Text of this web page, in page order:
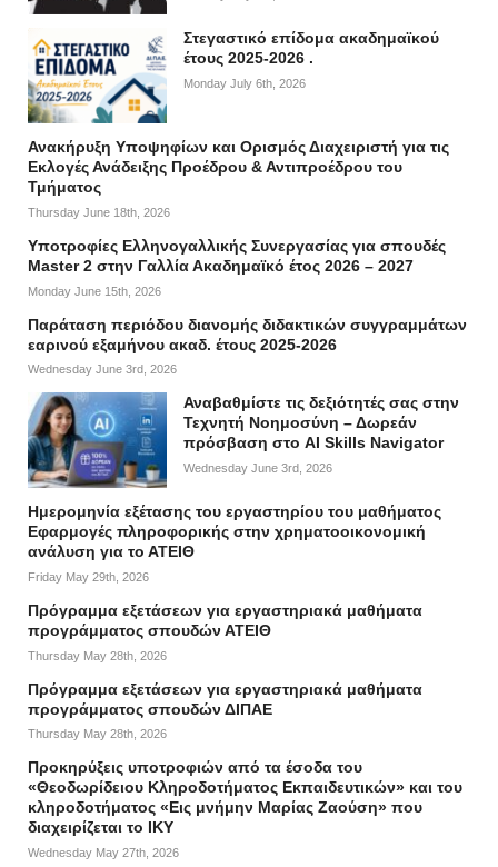
Στεγαστικό επίδομα ακαδημαϊκού
έτους 2025-2026 .
Monday July 6th, 2026
Ανακήρυξη Υποψηφίων και Ορισμός Διαχειριστή για τις
Εκλογές Ανάδειξης Προέδρου & Αντιπροέδρου του
Τμήματος
Thursday June 18th, 2026
Υποτροφίες Ελληνογαλλικής Συνεργασίας για σπουδές
Master 2 στην Γαλλία Ακαδημαϊκό έτος 2026 – 2027
Monday June 15th, 2026
Παράταση περιόδου διανομής διδακτικών συγγραμμάτων
εαρινού εξαμήνου ακαδ. έτους 2025-2026
Wednesday June 3rd, 2026
Αναβαθμίστε τις δεξιότητές σας στην
Τεχνητή Νοημοσύνη – Δωρεάν
πρόσβαση στο AI Skills Navigator
Wednesday June 3rd, 2026
Ημερομηνία εξέτασης του εργαστηρίου του μαθήματος
Εφαρμογές πληροφορικής στην χρηματοοικονομική
ανάλυση για το ΑΤΕΙΘ
Friday May 29th, 2026
Πρόγραμμα εξετάσεων για εργαστηριακά μαθήματα
προγράμματος σπουδών ΑΤΕΙΘ
Thursday May 28th, 2026
Πρόγραμμα εξετάσεων για εργαστηριακά μαθήματα
προγράμματος σπουδών ΔΙΠΑΕ
Thursday May 28th, 2026
Προκηρύξεις υποτροφιών από τα έσοδα του
«Θεοδωρίδειου Κληροδοτήματος Εκπαιδευτικών» και του
κληροδοτήματος «Εις μνήμην Μαρίας Ζαούση» που
διαχειρίζεται το ΙΚΥ
Wednesday May 27th, 2026